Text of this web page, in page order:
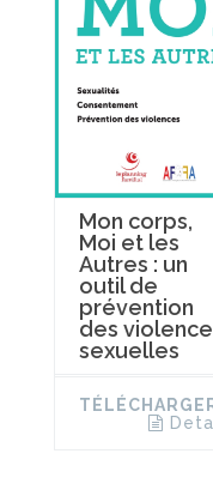
Mon corps,
Moi et les
Autres : un
outil de
prévention
des
sexuelles